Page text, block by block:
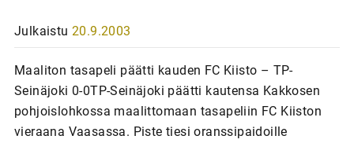
Julkaistu 20.9.2003
Maaliton tasapeli päätti kauden FC Kiisto – TP-
Seinäjoki 0-0TP-Seinäjoki päätti kautensa Kakkosen
pohjoislohkossa maalittomaan tasapeliin FC Kiiston
vieraana Vaasassa. Piste tiesi oranssipaidoille